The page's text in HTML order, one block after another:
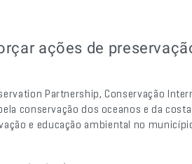
ações de
Partnership, Conservação
conservação dos oceanos e da
e educação ambiental no